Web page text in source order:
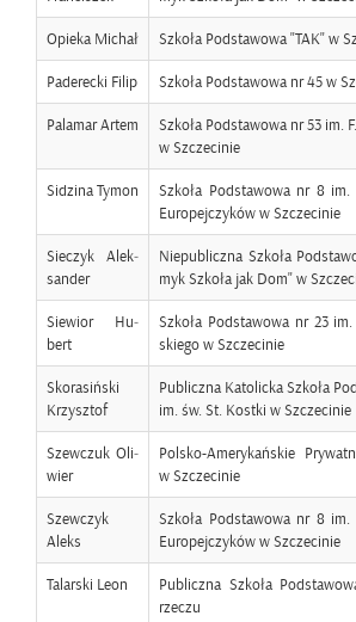
Opie­ka Mi­chał Szko­ła Pod­sta­wo­wa "TAK" w
Pa­de­rec­ki Filip Szko­ła Pod­sta­wo­wa nr 45 w
Pa­la­mar Artem
Szko­ła Pod­sta­wo­wa nr 53 im.
w Szcze­ci­nie
Si­dzi­na Tymon
Szko­ła Pod­sta­wo­wa nr 8 im.
Eu­ro­pej­czy­ków w Szcze­ci­nie
Sie­czyk Alek­
san­der
Nie­pu­blicz­na Szko­ła
myk Szko­ła jak Dom" w
Sie­wior Hu­
bert
Szko­ła Pod­sta­wo­wa nr 23
skie­go w Szcze­ci­nie
Sko­ra­siń­ski
Krzysz­tof
Pu­blicz­na Ka­to­lic­ka Szko­ła
im. św. St. Kost­ki w Szcze­ci­nie
Szew­czuk Oli­
wier
Pol­sko-Ame­ry­kań­skie
w Szcze­ci­nie
Szew­czyk
Aleks
Szko­ła Pod­sta­wo­wa nr 8 im.
Eu­ro­pej­czy­ków w Szcze­ci­nie
Ta­lar­ski Leon
Pu­blicz­na Szko­ła
rze­czu